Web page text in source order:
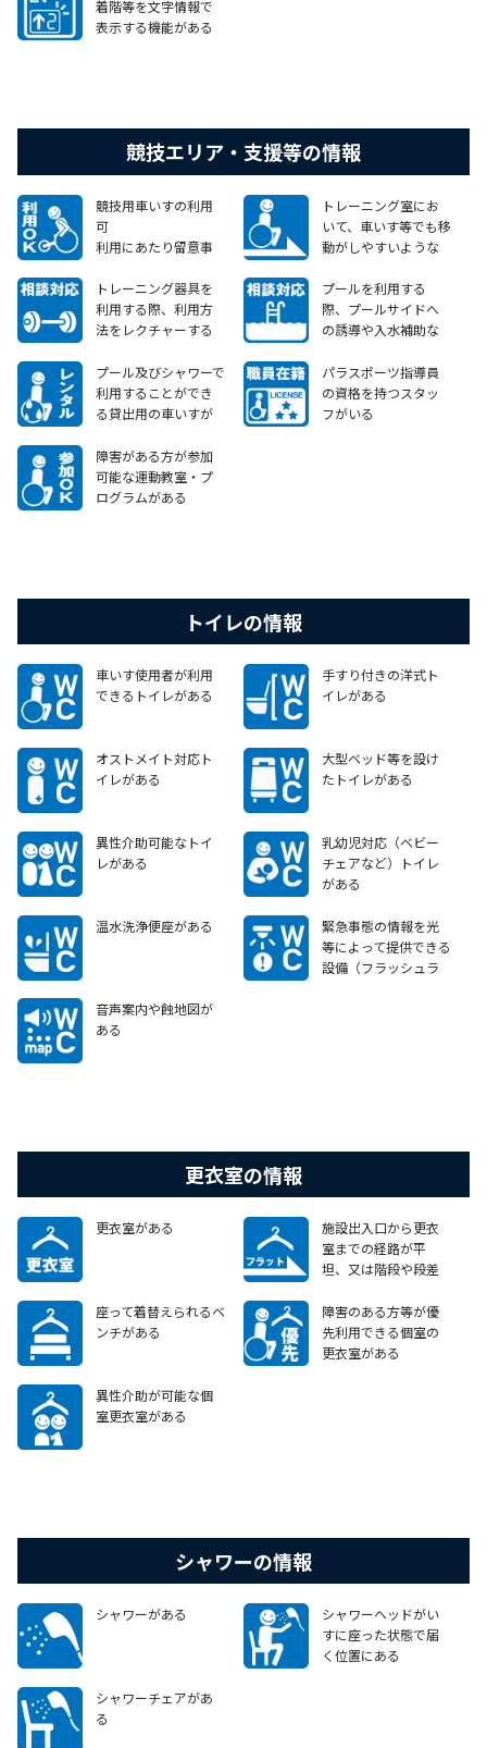
着階等を文字情報で
表示する機能がある
競技エリア・支援等の情報
競技用車いすの利用
可
利用にあたり留意事
(詳細は、本ページ上
部の施設情報をご確
認ください。)
トレーニング室にお
いて、車いす等でも移
動がしやすいような
る
トレーニング器具を
利用する際、利用方
法をレクチャーする
らのニーズに対して相
談等に応じることが
できる
プールを利用する
際、プールサイドへ
の誘導や入水補助な
のニーズに対して相談
等に応じることがで
きる
プール及びシャワーで
利用することができ
る貸出用の車いすが
パラスポーツ指導員
の資格を持つスタッ
フがいる
障害がある方が参加
可能な運動教室・プ
ログラムがある
トイレの情報
車いす使用者が利用
できるトイレがある
手すり付きの洋式ト
イレがある
オストメイト対応ト
イレがある
大型ベッド等を設け
たトイレがある
異性介助可能なトイ
レがある
乳幼児対応（ベビー
チェアなど）トイレ
がある
温水洗浄便座がある
緊急事態の情報を光
等によって提供できる
設備（フラッシュラ
音声案内や蝕地図が
ある
更衣室の情報
更衣室がある
施設出入口から更衣
室までの経路が平
坦、又は階段や段差
いすで移動可能なエ
レベーターやスロープ
等がある
座って着替えられるベ
ンチがある
障害のある方等が優
先利用できる個室の
更衣室がある
異性介助が可能な個
室更衣室がある
シャワーの情報
シャワーがある
シャワーヘッドがい
すに座った状態で届
く位置にある
シャワーチェアがあ
る